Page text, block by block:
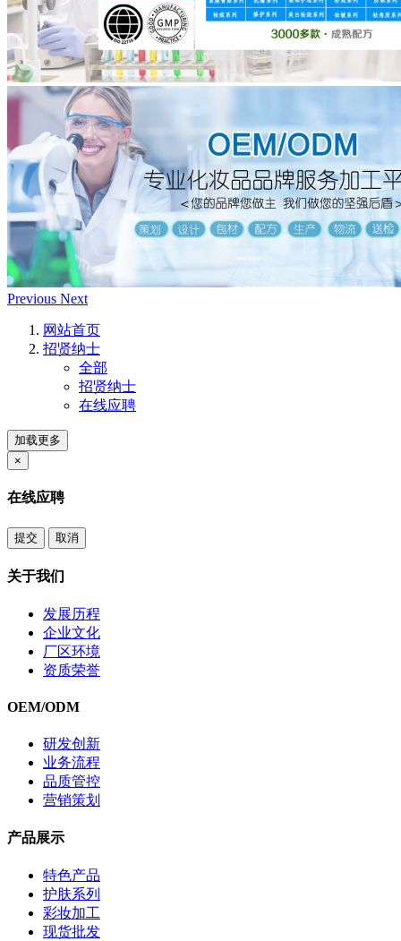
Previous Next
网站首页
招贤纳士
全部
招贤纳士
在线应聘
加载更多
×
在线应聘
提交 取消
关于我们
发展历程
企业文化
厂区环境
资质荣誉
OEM/ODM
研发创新
业务流程
品质管控
营销策划
产品展示
特色产品
护肤系列
彩妆加工
现货批发